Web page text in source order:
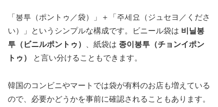
「봉투（ポントゥ／袋）」＋「주세요（ジュセヨ／くださ
い）」というシンプルな構成です。ビニール袋は 비닐봉
투（ビニルポントゥ）
、紙袋は 종이봉투（チョンイポン
トゥ）
と言い分けることもできます。
韓国のコンビニやマートでは袋が有料のお店も増えている
ので、必要かどうかを事前に確認されることもあります。